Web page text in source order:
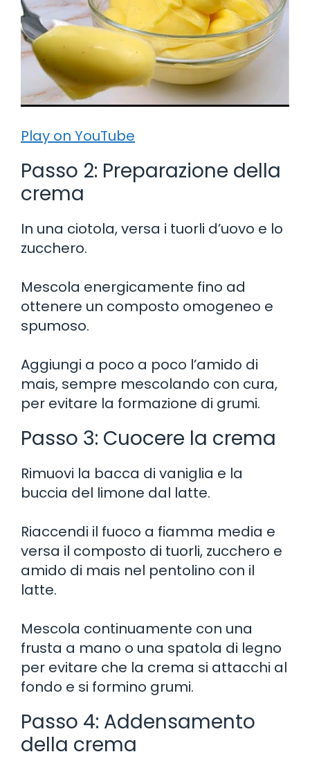
Play on YouTube
Passo 2: Preparazione della
crema
In una ciotola, versa i tuorli d’uovo e lo
zucchero.
Mescola energicamente fino ad
ottenere un composto omogeneo e
spumoso.
Aggiungi a poco a poco l’amido di
mais, sempre mescolando con cura,
per evitare la formazione di grumi.
Passo 3: Cuocere la crema
Rimuovi la bacca di vaniglia e la
buccia del limone dal latte.
Riaccendi il fuoco a fiamma media e
versa il composto di tuorli, zucchero e
amido di mais nel pentolino con il
latte.
Mescola continuamente con una
frusta a mano o una spatola di legno
per evitare che la crema si attacchi al
fondo e si formino grumi.
Passo 4: Addensamento
della crema